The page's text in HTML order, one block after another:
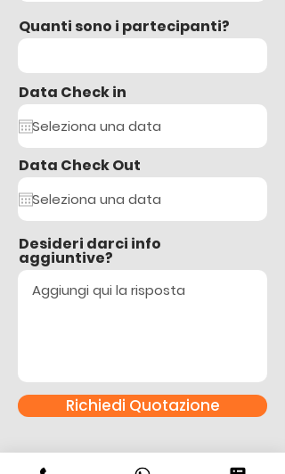
Quanti sono i partecipanti?
Data Check in
Data Check Out
Desideri darci info
aggiuntive?
Richiedi Quotazione